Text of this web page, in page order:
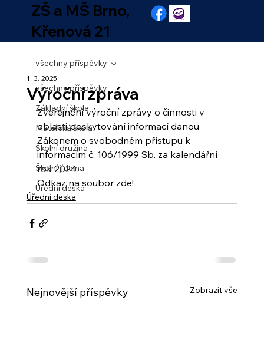
ZŠ a MŠ Brno,
Křenová 21
všechny příspěvky
Základní škola
Mateřská škola
Školní družina
Školní jídelna
Úřední deska
všechny příspěvky
Výroční zpráva
1. 3. 2025
Zveřejnění výroční zprávy o činnosti v
oblasti poskytování informací danou
Zákonem o svobodném přístupu k
informacím č. 106/1999 Sb. za kalendářní
rok 2024.
Odkaz na soubor zde!
Úřední deska
Nejnovější příspěvky Zobrazit vše